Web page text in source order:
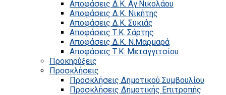
Αποφάσεις Δ.Κ. Αγ.Νικολάου
Αποφάσεις Δ.Κ. Νικήτης
Αποφάσεις Δ.Κ. Συκιάς
Αποφάσεις Τ.Κ. Σάρτης
Αποφάσεις Δ.Κ. Ν.Μαρμαρά
Αποφάσεις Τ.Κ. Μεταγγιτσίου
Προκηρύξεις
Προσκλήσεις
Προσκλήσεις Δημοτικού Συμβουλίου
Προσκλήσεις Δημοτικής Επιτροπής